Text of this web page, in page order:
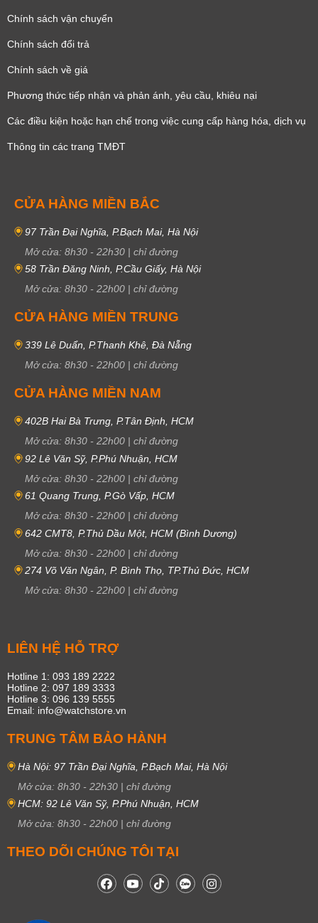
Chính sách vận chuyển
Chính sách đổi trả
Chính sách về giá
Phương thức tiếp nhận và phản ánh, yêu cầu, khiêu nại
Các điều kiện hoặc hạn chế trong việc cung cấp hàng hóa, dịch vụ
Thông tin các trang TMĐT
CỬA HÀNG MIỀN BẮC
97 Trần Đại Nghĩa, P.Bạch Mai, Hà Nội
Mở cửa: 8h30 - 22h30 | chỉ đường
58 Trần Đăng Ninh, P.Cầu Giấy, Hà Nội
Mở cửa: 8h30 - 22h00 | chỉ đường
CỬA HÀNG MIỀN TRUNG
339 Lê Duẩn, P.Thanh Khê, Đà Nẵng
Mở cửa: 8h30 - 22h00 | chỉ đường
CỬA HÀNG MIỀN NAM
402B Hai Bà Trưng, P.Tân Định, HCM
Mở cửa: 8h30 - 22h00 | chỉ đường
92 Lê Văn Sỹ, P.Phú Nhuận, HCM
Mở cửa: 8h30 - 22h00 | chỉ đường
61 Quang Trung, P.Gò Vấp, HCM
Mở cửa: 8h30 - 22h00 | chỉ đường
642 CMT8, P.Thủ Dầu Một, HCM (Bình Dương)
Mở cửa: 8h30 - 22h00 | chỉ đường
274 Võ Văn Ngân, P. Bình Thọ, TP.Thủ Đức, HCM
Mở cửa: 8h30 - 22h00 | chỉ đường
LIÊN HỆ HỖ TRỢ
Hotline 1: 093 189 2222
Hotline 2: 097 189 3333
Hotline 3: 096 139 5555
Email: info@watchstore.vn
TRUNG TÂM BẢO HÀNH
Hà Nội: 97 Trần Đại Nghĩa, P.Bạch Mai, Hà Nội
Mở cửa: 8h30 - 22h30 | chỉ đường
HCM: 92 Lê Văn Sỹ, P.Phú Nhuận, HCM
Mở cửa: 8h30 - 22h00 | chỉ đường
THEO DÕI CHÚNG TÔI TẠI